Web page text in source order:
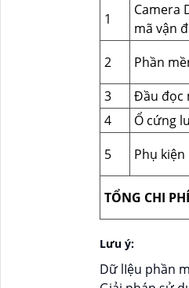
1
Camera
mã vận
2
Phần
3
Đầu đọc
4
Ổ cứng
5
Phụ
TỔNG CHI PHÍ
Lưu ý:
Dữ lIệu phần